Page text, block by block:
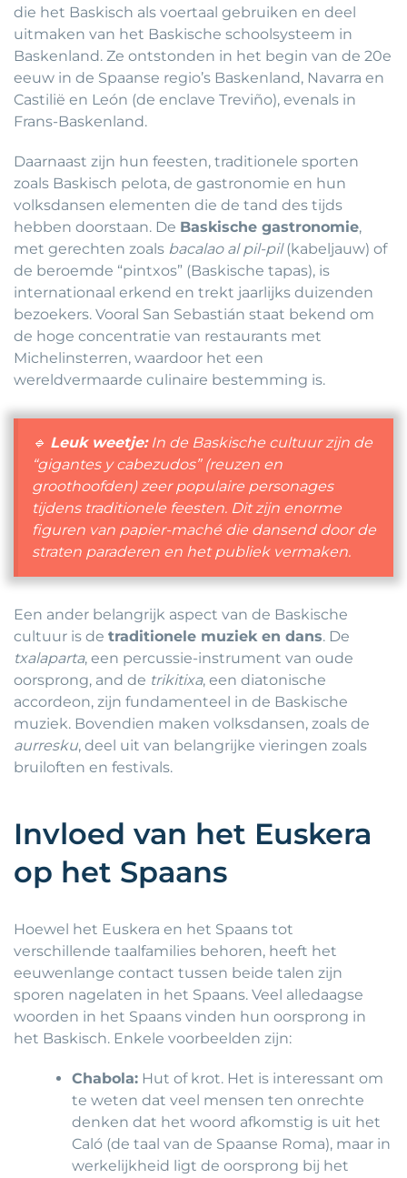
die het Baskisch als voertaal gebruiken en deel
uitmaken van het Baskische schoolsysteem in
Baskenland. Ze ontstonden in het begin van de 20e
eeuw in de Spaanse regio’s Baskenland, Navarra en
Castilië en León (de enclave Treviño), evenals in
Frans-Baskenland.
Daarnaast zijn hun feesten, traditionele sporten
zoals Baskisch pelota, de gastronomie en hun
volksdansen elementen die de tand des tijds
hebben doorstaan. De Baskische gastronomie,
met gerechten zoals bacalao al pil-pil(kabeljauw) of
de beroemde “pintxos” (Baskische tapas), is
internationaal erkend en trekt jaarlijks duizenden
bezoekers. Vooral San Sebastián staat bekend om
de hoge concentratie van restaurants met
Michelinsterren, waardoor het een
wereldvermaarde culinaire bestemming is.
🔹 Leuk weetje:In de Baskische cultuur zijn de
“gigantes y cabezudos”(reuzen en
groothoofden) zeer populaire personages
tijdens traditionele feesten. Dit zijn enorme
figuren van papier-maché die dansend door de
straten paraderen en het publiek vermaken.
Een ander belangrijk aspect van de Baskische
cultuur is de traditionele muziek en dans. De
txalaparta, een percussie-instrument van oude
oorsprong, and de trikitixa, een diatonische
accordeon, zijn fundamenteel in de Baskische
muziek. Bovendien maken volksdansen, zoals de
aurresku, deel uit van belangrijke vieringen zoals
bruiloften en festivals.
Invloed van het Euskera
op het Spaans
Hoewel het Euskera en het Spaans tot
verschillende taalfamilies behoren, heeft het
eeuwenlange contact tussen beide talen zijn
sporen nagelaten in het Spaans. Veel alledaagse
woorden in het Spaans vinden hun oorsprong in
het Baskisch. Enkele voorbeelden zijn:
Chabola: Hut of krot. Het is interessant om
te weten dat veel mensen ten onrechte
denken dat het woord afkomstig is uit het
Caló (de taal van de Spaanse Roma), maar in
werkelijkheid ligt de oorsprong bij het